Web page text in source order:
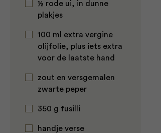
½ rode ui, in dunne
plakjes
100 ml extra vergine
olijfolie, plus iets extra
voor de laatste hand
zout en versgemalen
zwarte peper
350 g fusilli
handje verse